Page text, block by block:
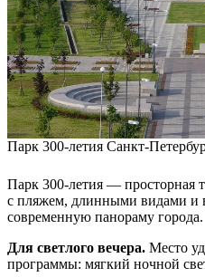
Парк 300-летия Санкт-
Парк 300-летия — просторная
с пляжем, длинными видами и
современную панораму города.
Для светлого вечера. Место
программы: мягкий ночной